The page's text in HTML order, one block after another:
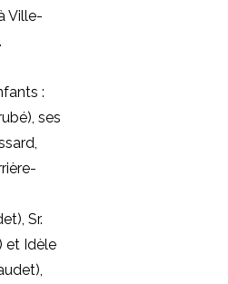
Ville-
:
ses
Sr.
et Idèle